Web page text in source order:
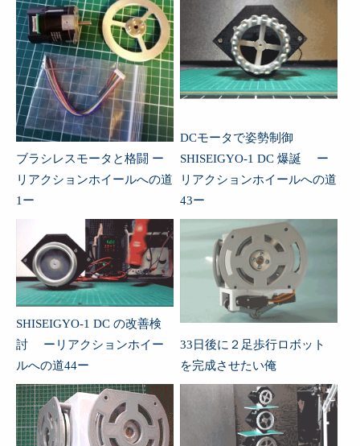
ブラシレスモータと格闘 ー
リアクションホイールへの道
1ー
DCモータで姿勢制御
SHISEIGYO-1 DC 爆誕 ー
リアクションホイールへの道
43ー
SHISEIGYO-1 DC の改善検
討 ーリアクションホイー
ルへの道44ー
33日後に２足歩行ロボット
を完成させたい俺